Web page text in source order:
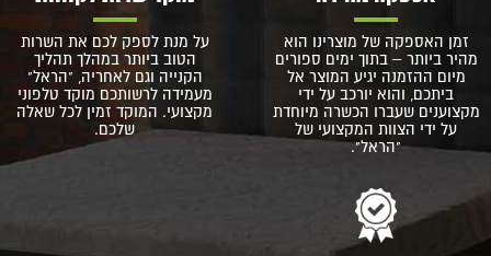
זמן האספקה של מוצרינו הוא
מהיר ביותר – בתוך ימים ספורים
מיום ההזמנה יגיע המוצר אל
ביתכם, והוא יורכב על ידי
מקצוענים שעברו הכשרה מיוחדת
על ידי הצוות המקצועי של
"הראל".
על מנת לספק לכם את השרות
הטוב ביותר במהלך תהליך
הקנייה וגם לאחריה, "הראל"
מעמידה לרשותכם מוקד טלפוני
מקצועי. המוקד זמין לכל שאלה
שלכם.